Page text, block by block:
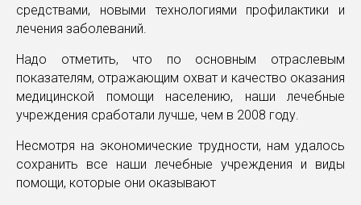
средствами, новыми технологиями профилактики и
лечения заболеваний.
Надо отметить, что по основным отраслевым
показателям, отражающим охват и качество оказания
медицинской помощи населению, наши лечебные
учреждения сработали лучше, чем в 2008 году.
Несмотря на экономические трудности, нам удалось
сохранить все наши лечебные учреждения и виды
помощи, которые они оказывают